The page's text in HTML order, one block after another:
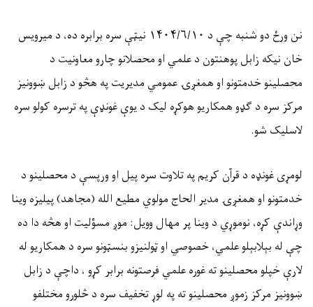
نن ورځ دو شنبه چې د ۱۴۰۴/۶/۱۰ نیټې سره برابره ده، د میرویس
خان نیکه زابل پوهنتون د علمي او محصلانو چارو معاونیت د
محصلینو خدمتونو او همغږۍ عمومي مدیریت په هڅو د زابل ښوونیز
مرکز سره د ګډو همکاریو هوکړه لیک د یوې غونډې په ترسره کولو سره
لاسلیک شو.
لومړی غونډه د قرآن کریم په تلاوت سره پیل او ورپسې د محصلینو د
خدمتونو او همغږۍ مدیر الحاج مولوي مطیع الله (مجاهد) پیلیزه وینا
وړاندې کړه، نوموړي د وینا پر مهال وویل: موږ مسؤلیت او هڅه دا ده
چې له بېلابېلو علمي، خصوصي او ټولنیزو بنسټونو سره د همکاریو له
لارې خپلو محصلینو ته غوره علمي فرصتونه برابر کړو ، داچې د زابل
ښوونیز مرکز زموږ محصلینو ته په لوړ تخفیف سره د څلورو مختلفو